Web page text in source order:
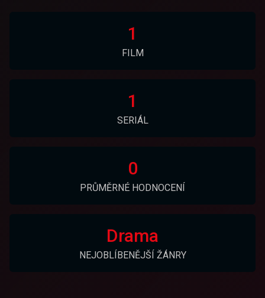
1
FILM
1
SERIÁL
0
PRŮMĚRNÉ HODNOCENÍ
Drama
NEJOBLÍBENĚJŠÍ ŽÁNRY